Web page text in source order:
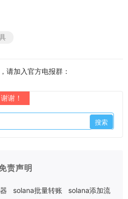
请加入官方电报群：
谢！
责声明
solana批量转账
solana添加流